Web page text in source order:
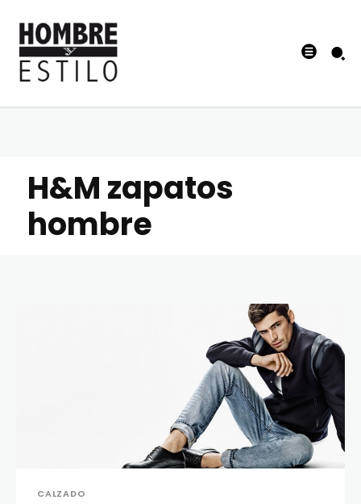
H&M zapatos
hombre
CALZADO